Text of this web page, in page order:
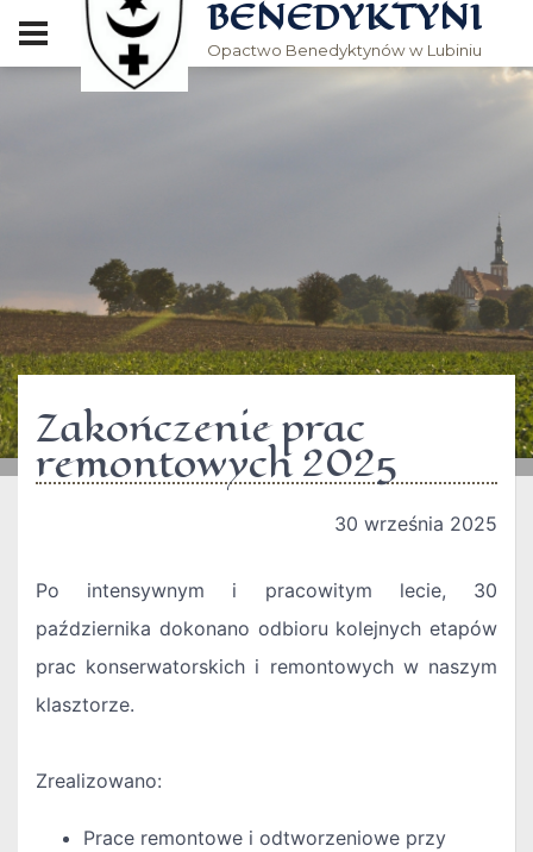
BENEDYKTYNI
Opactwo Benedyktynów w Lubiniu
Zakończenie prac
remontowych 2025
30 września 2025
Po intensywnym i pracowitym lecie, 30
października dokonano odbioru kolejnych etapów
prac konserwatorskich i remontowych w naszym
klasztorze.
Zrealizowano:
Prace remontowe i odtworzeniowe przy